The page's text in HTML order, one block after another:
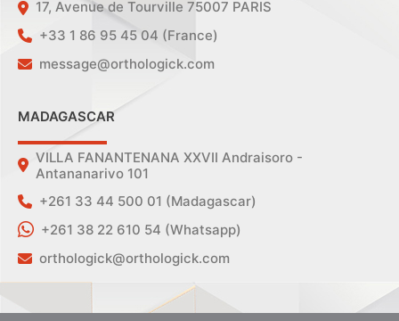
17, Avenue de Tourville 75007 PARIS
+33 1 86 95 45 04 (France)
message@orthologick.com
MADAGASCAR
VILLA FANANTENANA XXVII Andraisoro -
Antananarivo 101
+261 33 44 500 01 (Madagascar)
+261 38 22 610 54 (Whatsapp)
orthologick@orthologick.com